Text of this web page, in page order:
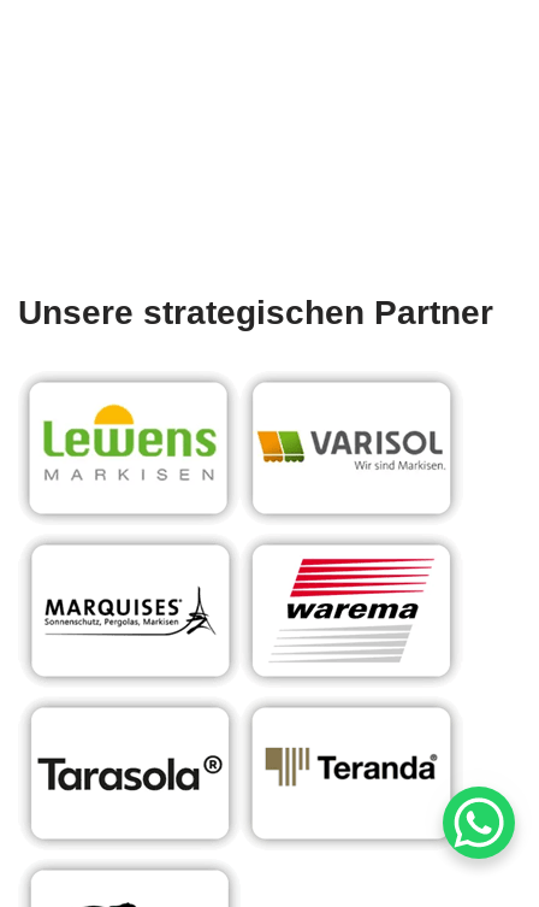
Unsere strategischen Partner